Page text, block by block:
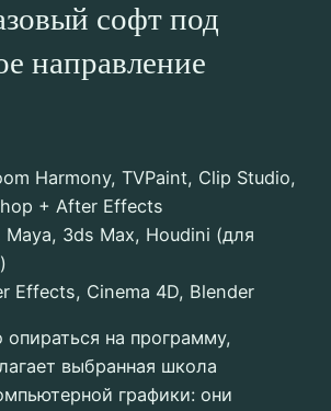
софт под
направление
Harmony, TVPaint, Clip Studio,
+ After Effects
3ds Max, Houdini (для
Cinema 4D, Blender
опираться на программу,
выбранная школа
графики: они